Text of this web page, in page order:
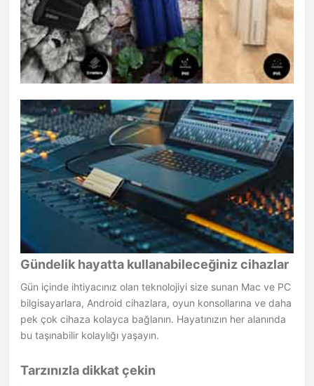
Gündelik hayatta kullanabileceğiniz cihazlar
Gün içinde ihtiyacınız olan teknolojiyi size sunan Mac ve PC
bilgisayarlara, Android cihazlara, oyun konsollarına ve daha
pek çok cihaza kolayca bağlanın. Hayatınızın her alanında
bu taşınabilir kolaylığı yaşayın.
Tarzınızla dikkat çekin